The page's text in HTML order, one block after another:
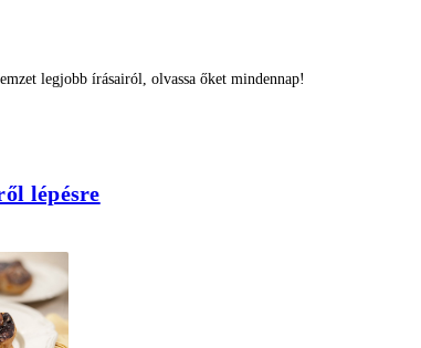
legjobb írásairól, olvassa őket mindennap!
lépésre